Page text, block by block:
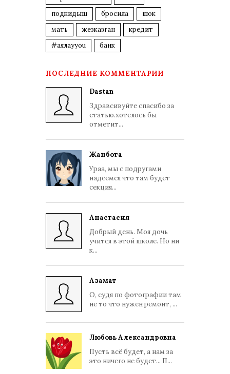
подкидыш
бросила
шок
мать
жезказган
кредит
#аялауyou
банк
ПОСЛЕДНИЕ КОММЕНТАРИИ
Dastan
Здравсивуйте спасибо за
статью.хотелось бы
отметит...
Жанбота
Ураа, мы с подругами
надеемся что там будет
секция...
Анастасия
Добрый день. Моя дочь
учится в этой школе. Но ни
к...
Азамат
О, судя по фотографии там
не то что нужен ремонт, ...
Любовь Александровна
Пусть всё будет, а нам за
это ничего не будет... П...